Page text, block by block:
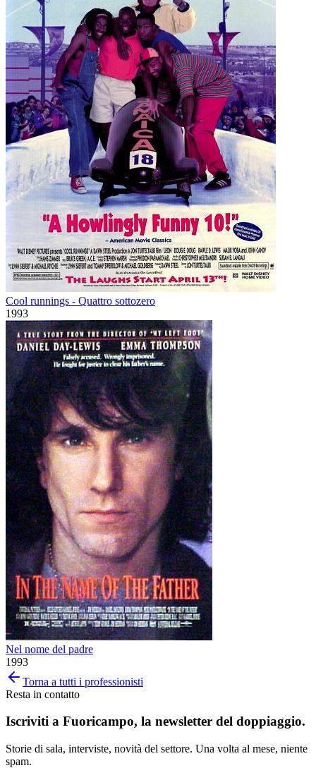
Cool runnings - Quattro sottozero
1993
Nel nome del padre
1993
Torna a tutti i professionisti
Resta in contatto
Iscriviti a Fuoricampo, la newsletter del doppiaggio.
Storie di sala, interviste, novità del settore. Una volta al mese, niente
spam.